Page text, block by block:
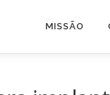
MISSÃO